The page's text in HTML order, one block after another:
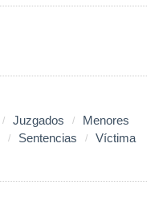
Juzgados
Menores
Sentencias
Víctima